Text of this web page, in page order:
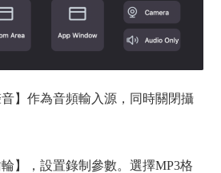
】作為音頻輸入源，同時關閉攝
】，設置錄制參數。選擇MP3格